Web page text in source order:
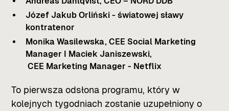
Józef Jakub Orliński - światowej sławy
kontratenor
Monika Wasilewska, CEE Social Marketing
Manager I Maciek Janiszewski,
CEE Marketing Manager - Netflix
To pierwsza odsłona programu, który w
kolejnych tygodniach zostanie uzupełniony o